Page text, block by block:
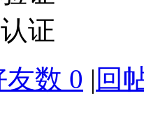
证
友数 0 | 回